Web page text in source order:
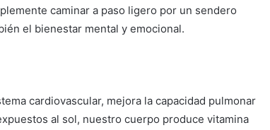
caminar a paso ligero por un sendero
el bienestar mental y emocional.
cardiovascular, mejora la capacidad pulmonar
al sol, nuestro cuerpo produce vitamina